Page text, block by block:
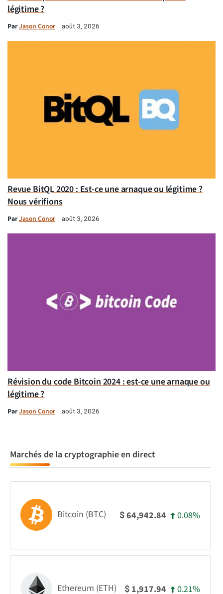
légitime ?
ParJason Conor août 3, 2026
Revue BitQL 2020 : Est-ce une arnaque ou légitime ?
Nous vérifions
ParJason Conor août 3, 2026
Révision du code Bitcoin 2024 : est-ce une arnaque ou
légitime ?
ParJason Conor août 3, 2026
Marchés de la cryptographie en direct
Bitcoin (BTC) $64,942.84 0.08%
Ethereum (ETH) $ 1,917.94 0.21%